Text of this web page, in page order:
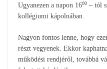
Ugyanezen a napon 1600 – tól
kollégiumi kápolnában.
Nagyon fontos lenne, hogy
részt vegyenek. Ekkor
működési rendjéről, továbbá